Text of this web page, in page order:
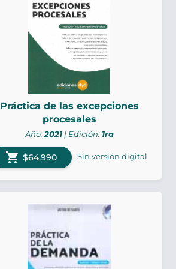
Práctica de las excepciones
procesales
Año:2021| Edición: 1ra
shopping_cart $64.990 Sin versión digital